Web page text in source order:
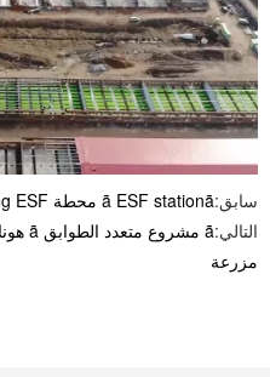
سابق:ã ESF stationã محطة Qinghai Xining ESF
التالي:
مزرعة